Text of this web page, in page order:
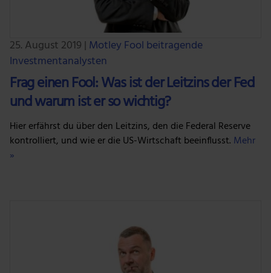
25. August 2019 | Motley Fool beitragende
Investmentanalysten
Frag einen Fool: Was ist der Leitzins der Fed
und warum ist er so wichtig?
Hier erfährst du über den Leitzins, den die Federal Reserve
kontrolliert, und wie er die US-Wirtschaft beeinflusst. Mehr
»